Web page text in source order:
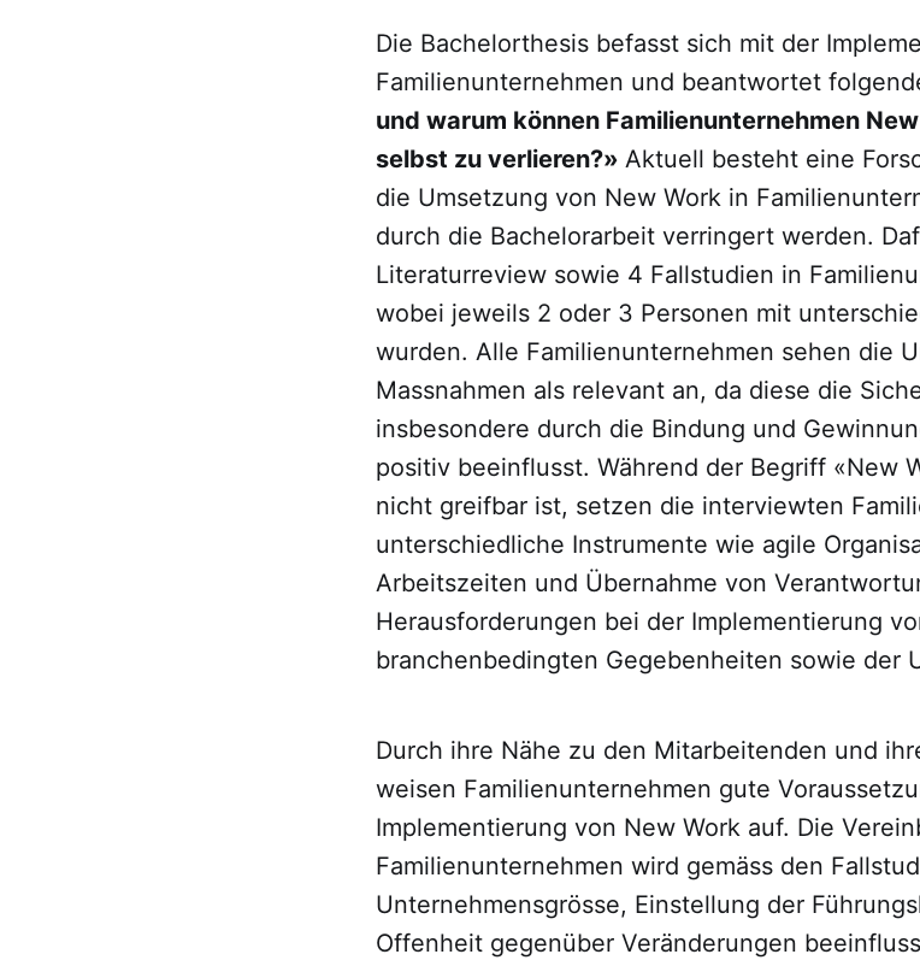
Die Bachelorthesis befasst sich mit der
Familienunternehmen und beantwortet
und warum können Familienunternehmen
selbst zu verlieren?» Aktuell besteht eine
die Umsetzung von New Work in
durch die Bachelorarbeit verringert werden.
Literaturreview sowie 4 Fallstudien in
wobei jeweils 2 oder 3 Personen mit
wurden. Alle Familienunternehmen sehen die
Massnahmen als relevant an, da diese die
insbesondere durch die Bindung und
positiv beeinflusst. Während der Begriff «New
nicht greifbar ist, setzen die interviewten
unterschiedliche Instrumente wie agile
Arbeitszeiten und Übernahme von
Herausforderungen bei der Implementierung
branchenbedingten Gegebenheiten sowie der
Durch ihre Nähe zu den Mitarbeitenden und
weisen Familienunternehmen gute
Implementierung von New Work auf. Die
Familienunternehmen wird gemäss den
Unternehmensgrösse, Einstellung der
Offenheit gegenüber Veränderungen